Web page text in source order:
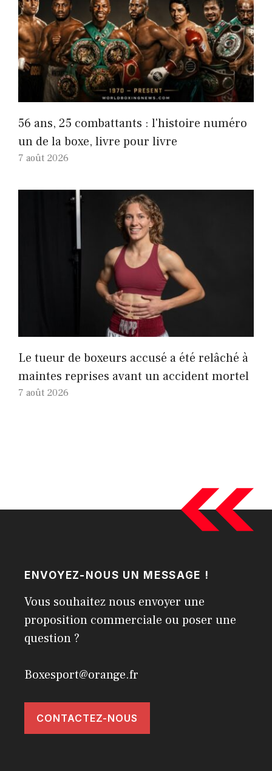
56 ans, 25 combattants : l'histoire numéro
un de la boxe, livre pour livre
7 août 2026
Le tueur de boxeurs accusé a été relâché à
maintes reprises avant un accident mortel
7 août 2026
ENVOYEZ-NOUS UN MESSAGE !
Vous souhaitez nous envoyer une
proposition commerciale ou poser une
question ?
Boxesport@orange.fr
CONTACTEZ-NOUS